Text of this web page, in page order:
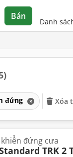
Bán
Danh
đứng Xóa
đứng cưa
TRK 2